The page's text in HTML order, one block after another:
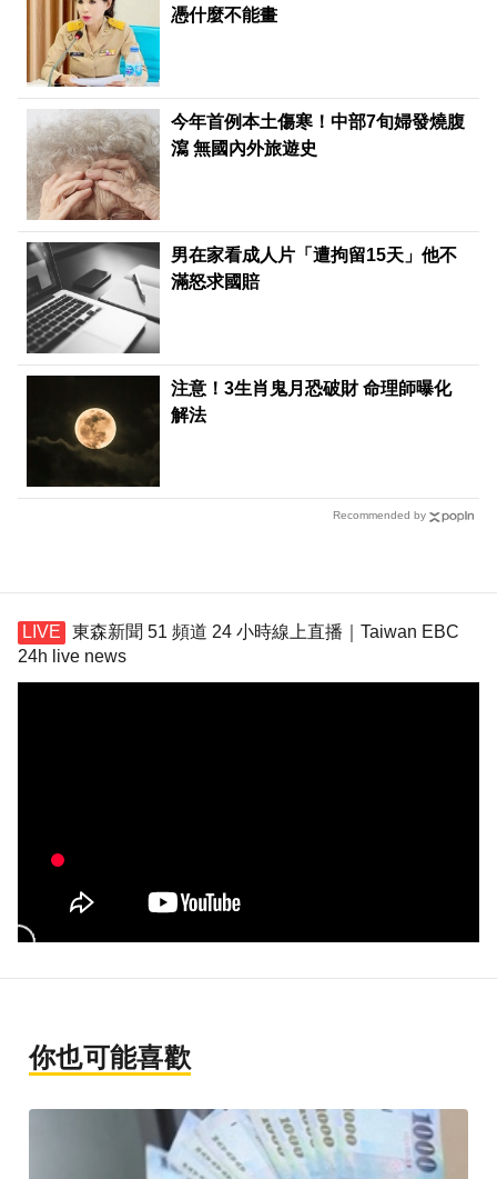
憑什麼不能畫
今年首例本土傷寒！中部7旬婦發燒腹
瀉 無國內外旅遊史
男在家看成人片「遭拘留15天」他不
滿怒求國賠
注意！3生肖鬼月恐破財 命理師曝化
解法
Recommended by
東森新聞 51 頻道 24 小時線上直播｜Taiwan EBC
24h live news
你也可能喜歡